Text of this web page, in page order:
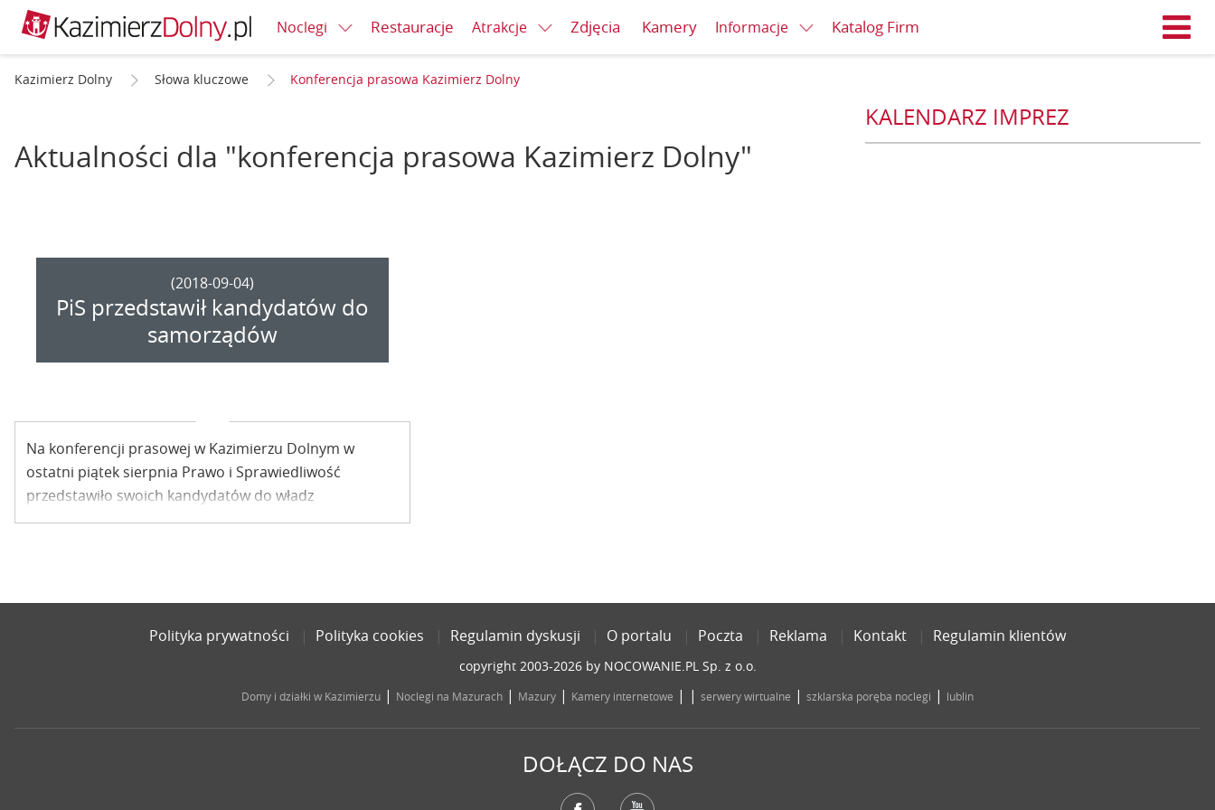
Noclegi Restauracje Atrakcje Zdjęcia Kamery Informacje Katalog Firm
Kazimierz Dolny Słowa kluczowe Konferencja prasowa Kazimierz Dolny
Aktualności dla "konferencja prasowa Kazimierz Dolny"
(2018-09-04)
PiS przedstawił kandydatów do
samorządów
Na konferencji prasowej w Kazimierzu Dolnym w
ostatni piątek sierpnia Prawo i Sprawiedliwość
przedstawiło swoich kandydatów do władz
samorządowych.
KALENDARZ IMPREZ
Polityka prywatności Polityka cookies Regulamin dyskusji O portalu Poczta Reklama Kontakt Regulamin klientów
copyright 2003-2026 by NOCOWANIE.PL Sp. z o.o.
Domy i działki w Kazimierzu | Noclegi na Mazurach | Mazury | Kamery internetowe | | serwery wirtualne | szklarska poręba noclegi | lublin
DOŁĄCZ DO NAS